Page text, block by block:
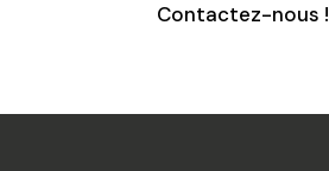
Contactez-nous !